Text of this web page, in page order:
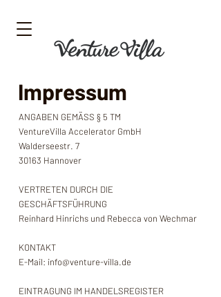
Impressum
ANGABEN GEMÄSS § 5 TM
VentureVilla Accelerator GmbH
Walderseestr. 7
30163 Hannover
VERTRETEN DURCH DIE
GESCHÄFTSFÜHRUNG
Reinhard Hinrichs und Rebecca von Wechmar
KONTAKT
E-Mail: info@venture-villa.de
EINTRAGUNG IM HANDELSREGISTER